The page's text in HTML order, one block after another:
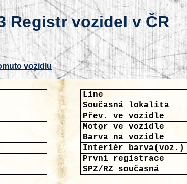
Registr vozidel v ČR
vozidlu
Line
Současná lokalita
Přev. ve vozidle
Motor ve vozidle
Barva na vozidle
Interiér barva(voz.)
První registrace
SPZ/RZ současná